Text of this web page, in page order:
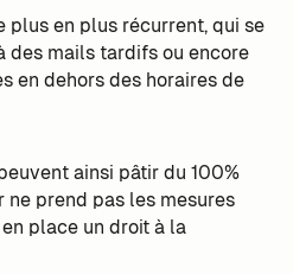
plus en plus récurrent, qui se
des mails tardifs ou encore
en dehors des horaires de
ainsi pâtir du 100%
prend pas les mesures
place un droit à la